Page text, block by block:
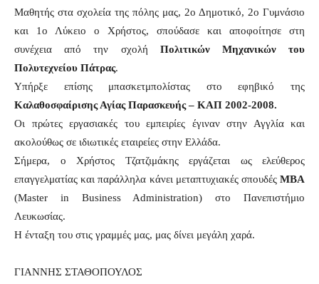
Μαθητής στα σχολεία της πόλης μας, 2ο Δημοτικό, 2ο Γυμνάσιο
και 1ο Λύκειο ο Χρήστος, σπούδασε και αποφοίτησε στη
συνέχεια από την σχολή Πολιτικών Μηχανικών του
Πολυτεχνείου Πάτρας.
Υπήρξε επίσης μπασκετμπολίστας στο εφηβικό της
Καλαθοσφαίρισης Αγίας Παρασκευής – ΚΑΠ 2002-2008.
Οι πρώτες εργασιακές του εμπειρίες έγιναν στην Αγγλία και
ακολούθως σε ιδιωτικές εταιρείες στην Ελλάδα.
Σήμερα, ο Χρήστος Τζατζιμάκης εργάζεται ως ελεύθερος
επαγγελματίας και παράλληλα κάνει μεταπτυχιακές σπουδές MBA
(Master in Business Administration) στο Πανεπιστήμιο
Λευκωσίας.
Η ένταξη του στις γραμμές μας, μας δίνει μεγάλη χαρά.
ΓΙΑΝΝΗΣ ΣΤΑΘΟΠΟΥΛΟΣ